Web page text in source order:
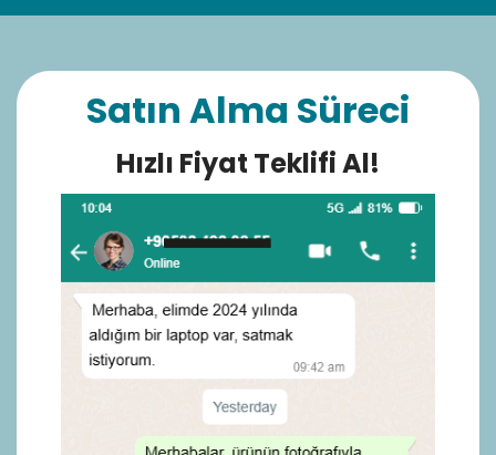
Satın Alma Süreci
Hızlı Fiyat Teklifi Al!